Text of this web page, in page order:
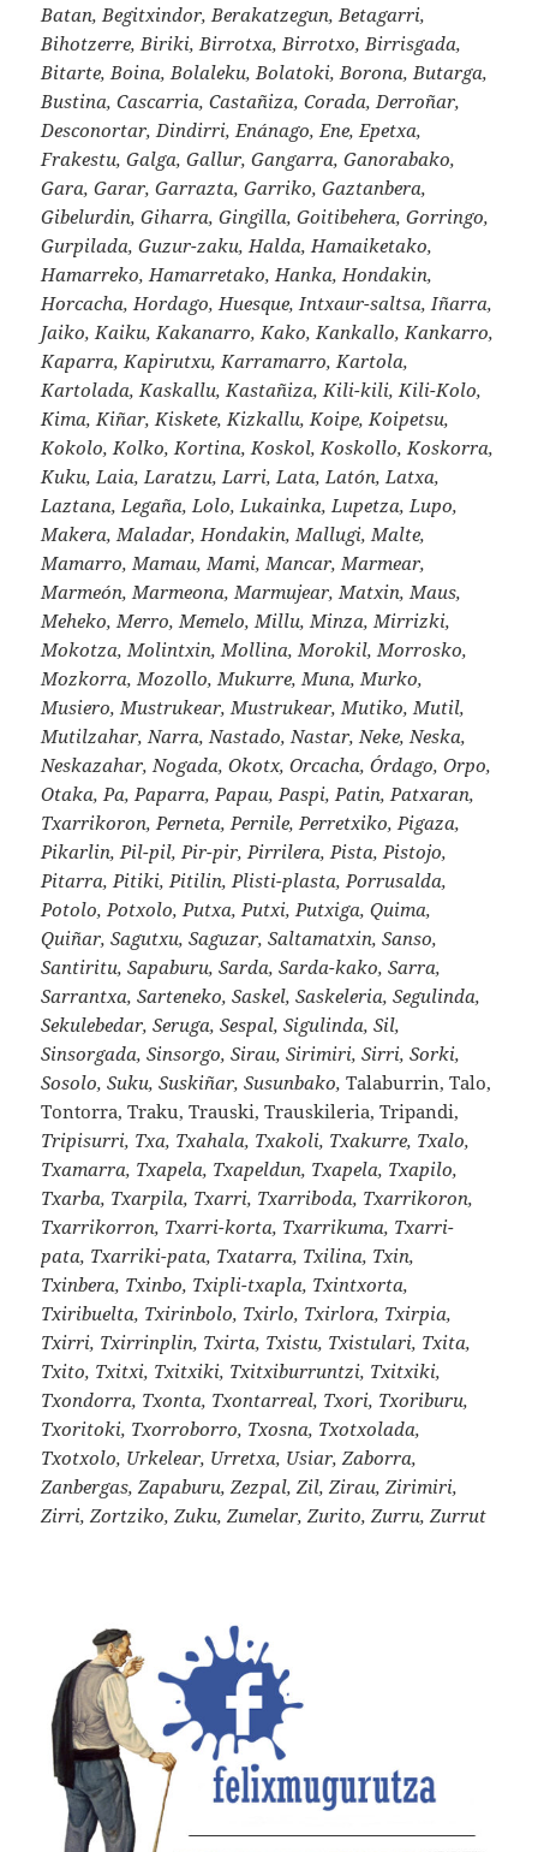
Batan, Begitxindor, Berakatzegun, Betagarri,
Bihotzerre, Biriki, Birrotxa, Birrotxo, Birrisgada,
Bitarte, Boina, Bolaleku, Bolatoki, Borona, Butarga,
Bustina, Cascarria, Castañiza, Corada, Derroñar,
Desconortar, Dindirri, Enánago, Ene, Epetxa,
Frakestu, Galga, Gallur, Gangarra, Ganorabako,
Gara, Garar, Garrazta, Garriko, Gaztanbera,
Gibelurdin, Giharra, Gingilla, Goitibehera, Gorringo,
Gurpilada, Guzur-zaku, Halda, Hamaiketako,
Hamarreko, Hamarretako, Hanka, Hondakin,
Horcacha, Hordago, Huesque, Intxaur-saltsa, Iñarra,
Jaiko, Kaiku, Kakanarro, Kako, Kankallo, Kankarro,
Kaparra, Kapirutxu, Karramarro, Kartola,
Kartolada, Kaskallu, Kastañiza, Kili-kili, Kili-Kolo,
Kima, Kiñar, Kiskete, Kizkallu, Koipe, Koipetsu,
Kokolo, Kolko, Kortina, Koskol, Koskollo, Koskorra,
Kuku, Laia, Laratzu, Larri, Lata, Latón, Latxa,
Laztana, Legaña, Lolo, Lukainka, Lupetza, Lupo,
Makera, Maladar, Hondakin, Mallugi, Malte,
Mamarro, Mamau, Mami, Mancar, Marmear,
Marmeón, Marmeona, Marmujear, Matxin, Maus,
Meheko, Merro, Memelo, Millu, Minza, Mirrizki,
Mokotza, Molintxin, Mollina, Morokil, Morrosko,
Mozkorra, Mozollo, Mukurre, Muna, Murko,
Musiero, Mustrukear, Mustrukear, Mutiko, Mutil,
Mutilzahar, Narra, Nastado, Nastar, Neke, Neska,
Neskazahar, Nogada, Okotx, Orcacha, Órdago, Orpo,
Otaka, Pa, Paparra, Papau, Paspi, Patin, Patxaran,
Txarrikoron, Perneta, Pernile, Perretxiko, Pigaza,
Pikarlin, Pil-pil, Pir-pir, Pirrilera, Pista, Pistojo,
Pitarra, Pitiki, Pitilin, Plisti-plasta, Porrusalda,
Potolo, Potxolo, Putxa, Putxi, Putxiga, Quima,
Quiñar, Sagutxu, Saguzar, Saltamatxin, Sanso,
Santiritu, Sapaburu, Sarda, Sarda-kako, Sarra,
Sarrantxa, Sarteneko, Saskel, Saskeleria, Segulinda,
Sekulebedar, Seruga, Sespal, Sigulinda, Sil,
Sinsorgada, Sinsorgo, Sirau, Sirimiri, Sirri, Sorki,
Sosolo, Suku, Suskiñar, Susunbako, Talaburrin, Talo,
Tontorra, Traku, Trauski, Trauskileria, Tripandi,
Tripisurri, Txa, Txahala, Txakoli, Txakurre, Txalo,
Txamarra, Txapela, Txapeldun, Txapela, Txapilo,
Txarba, Txarpila, Txarri, Txarriboda, Txarrikoron,
Txarrikorron, Txarri-korta, Txarrikuma, Txarri-
pata, Txarriki-pata, Txatarra, Txilina, Txin,
Txinbera, Txinbo, Txipli-txapla, Txintxorta,
Txiribuelta, Txirinbolo, Txirlo, Txirlora, Txirpia,
Txirri, Txirrinplin, Txirta, Txistu, Txistulari, Txita,
Txito, Txitxi, Txitxiki, Txitxiburruntzi, Txitxiki,
Txondorra, Txonta, Txontarreal, Txori, Txoriburu,
Txoritoki, Txorroborro, Txosna, Txotxolada,
Txotxolo, Urkelear, Urretxa, Usiar, Zaborra,
Zanbergas, Zapaburu, Zezpal, Zil, Zirau, Zirimiri,
Zirri, Zortziko, Zuku, Zumelar, Zurito, Zurru, Zurrut